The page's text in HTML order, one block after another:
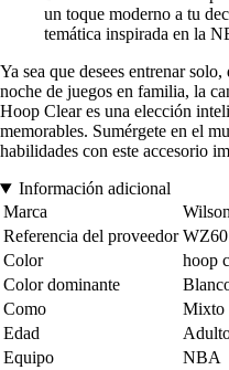
un toque moderno a tu
temática inspirada en la
Ya sea que desees entrenar
noche de juegos en familia, la
Hoop Clear es una elección
memorables. Sumérgete en el
habilidades con este accesorio
Información adicional
Marca
Wilson
Referencia del proveedor
Color
hoop
Color dominante
Como
Mixto
Edad
Equipo
NBA